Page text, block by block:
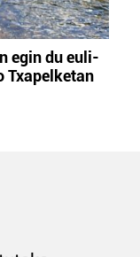
egin du euli-
Txapelketan